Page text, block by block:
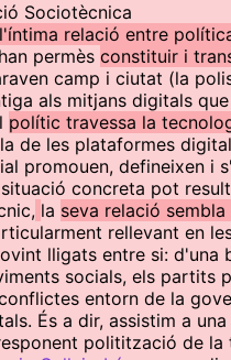
Sociotècnica
l'íntima relació entre
permès constituir i
camp i ciutat (la
als mitjans digitals
polític travessa la
de les plataformes
promouen, defineixen i
concreta pot
la seva relació
rellevant en
lligats entre si: d'una
socials, els partits
entorn de la
És a dir, assistim a
politització de la